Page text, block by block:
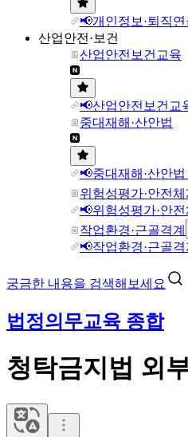
📢개인정보·퇴직
산업안전·보건
산업안전보건교육
📢산업안전보건교
중대재해·산안법
📢중대재해·산안
위험성평가·안전체
📢위험성평가·안
작업환경·근골격계
📢작업환경·근골
궁금한 내용을 검색해보세요
법정의무교육 종합
청탁금지법 외